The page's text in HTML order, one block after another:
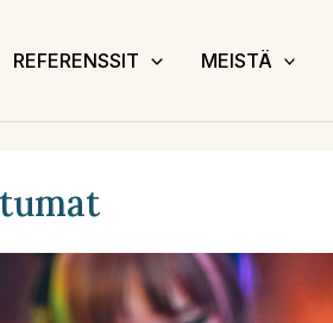
REFERENSSIT MEISTÄ